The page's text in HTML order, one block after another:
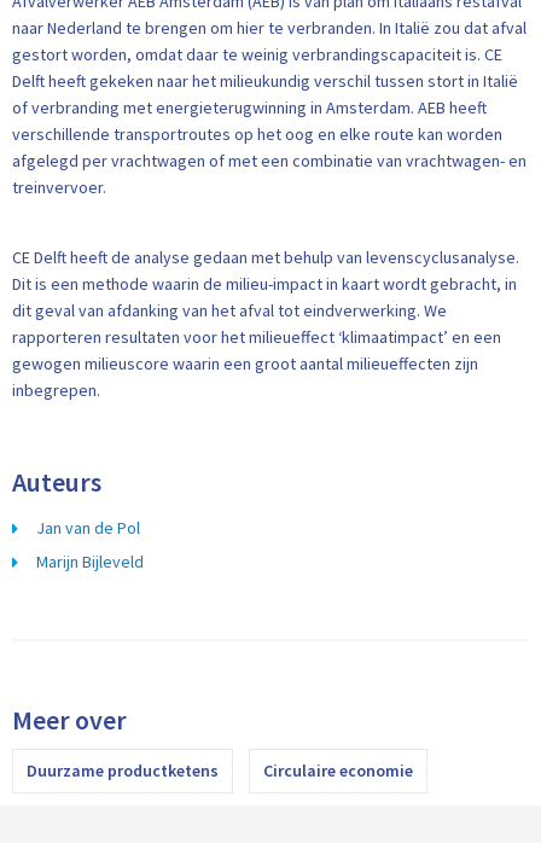
naar Nederland te brengen om hier te verbranden. In Italië zou dat afval
gestort worden, omdat daar te weinig verbrandingscapaciteit is. CE
Delft heeft gekeken naar het milieukundig verschil tussen stort in Italië
of verbranding met energieterugwinning in Amsterdam. AEB heeft
verschillende transportroutes op het oog en elke route kan worden
afgelegd per vrachtwagen of met een combinatie van vrachtwagen- en
treinvervoer.
CE Delft heeft de analyse gedaan met behulp van levenscyclusanalyse.
Dit is een methode waarin de milieu-impact in kaart wordt gebracht, in
dit geval van afdanking van het afval tot eindverwerking. We
rapporteren resultaten voor het milieueffect ‘klimaatimpact’ en een
gewogen milieuscore waarin een groot aantal milieueffecten zijn
inbegrepen.
Auteurs
Jan van de Pol
Marijn Bijleveld
Meer over
Duurzame productketens Circulaire economie